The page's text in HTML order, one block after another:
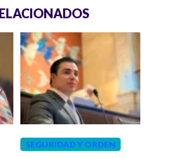
SEGURIDAD Y ORDEN